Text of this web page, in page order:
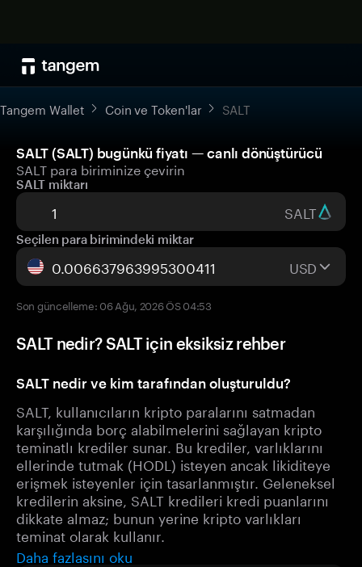
Tangem Wallet Coin ve Token'lar SALT
SALT (SALT) bugünkü fiyatı — canlı dönüştürücü
SALT para biriminize çevirin
SALT miktarı
SALT
Seçilen para birimindeki miktar
USD
Son güncelleme: 06 Ağu, 2026 ÖS 04:53
SALT nedir? SALT için eksiksiz rehber
SALT nedir ve kim tarafından oluşturuldu?
SALT, kullanıcıların kripto paralarını satmadan
karşılığında borç alabilmelerini sağlayan kripto
teminatlı krediler sunar. Bu krediler, varlıklarını
ellerinde tutmak (HODL) isteyen ancak likiditeye
erişmek isteyenler için tasarlanmıştır. Geleneksel
kredilerin aksine, SALT kredileri kredi puanlarını
dikkate almaz; bunun yerine kripto varlıkları
teminat olarak kullanır.
Daha fazlasını oku